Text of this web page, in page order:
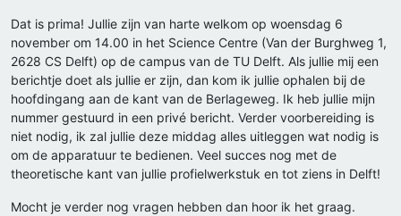
Dat is prima! Jullie zijn van harte welkom op woensdag 6
november om 14.00 in het Science Centre (Van der Burghweg 1,
2628 CS Delft) op de campus van de TU Delft. Als jullie mij een
berichtje doet als jullie er zijn, dan kom ik jullie ophalen bij de
hoofdingang aan de kant van de Berlageweg. Ik heb jullie mijn
nummer gestuurd in een privé bericht. Verder voorbereiding is
niet nodig, ik zal jullie deze middag alles uitleggen wat nodig is
om de apparatuur te bedienen. Veel succes nog met de
theoretische kant van jullie profielwerkstuk en tot ziens in Delft!
Mocht je verder nog vragen hebben dan hoor ik het graag.